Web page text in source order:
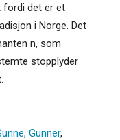
fordi det er et
i Norge. Det
n, som
stopplyder
, Gunner,